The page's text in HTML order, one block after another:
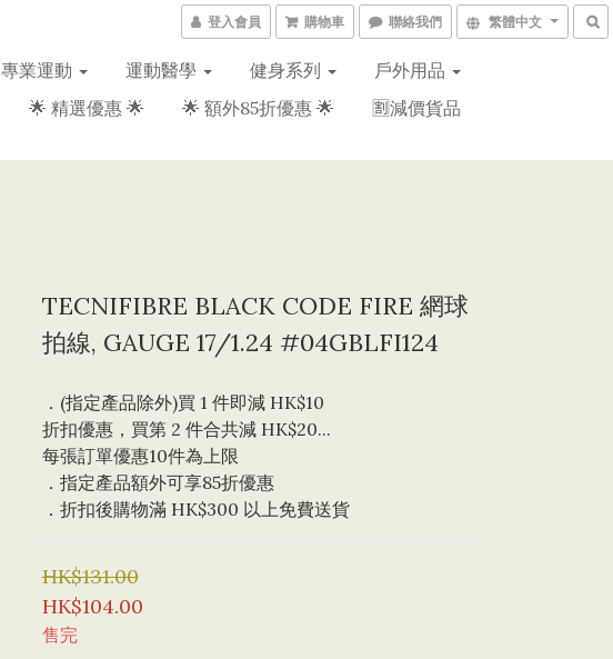
登入會員 購物車 聯絡我們 繁體中文
專業運動 運動醫學 健身系列
戶外用品
🌟 精選優惠 🌟
🌟 額外85折優惠 🌟 🈹減價貨品
TECNIFIBRE BLACK CODE FIRE 網球
拍線, GAUGE 17/1.24 #04GBLFI124
．(指定產品除外)買 1 件即減 HK$10
折扣優惠，買第 2 件合共減 HK$20...
每張訂單優惠10件為上限
．指定產品額外可享85折優惠
．折扣後購物滿 HK$300 以上免費送貨
HK$131.00
HK$104.00
售完